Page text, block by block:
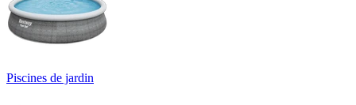
Piscines de jardin